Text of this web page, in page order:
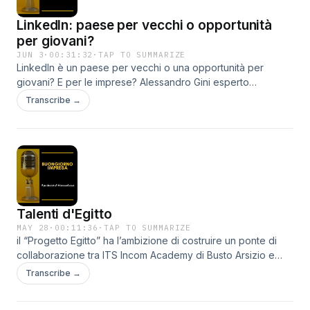
LinkedIn: paese per vecchi o opportunità
per giovani?
JUN 3 · 00:31:32 ·TAP TO SUMMARIZE
LinkedIn è un paese per vecchi o una opportunità per
giovani? E per le imprese? Alessandro Gini esperto
accreditato di LinkedIn e Carolina Pistochini dell’impresa
chimica Lamberti rispondono, svelando qualche consiglio
Transcribe →
Talenti d'Egitto
MAY 28 · 00:11:36 ·TAP TO SUMMARIZE
il “Progetto Egitto” ha l’ambizione di costruire un ponte di
collaborazione tra ITS Incom Academy di Busto Arsizio e
l’Istituto Don Bosco di Alessandria d’Egitto. L’obiettivo è
formare in Italia una ventina tra i migliori studenti in uscita
Transcribe →